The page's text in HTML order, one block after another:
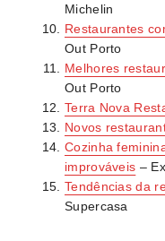
Michelin
Restaurantes
Out Porto
Melhores
Out Porto
Terra Nova
Novos
Cozinha
improváveis –
Tendências da
Supercasa